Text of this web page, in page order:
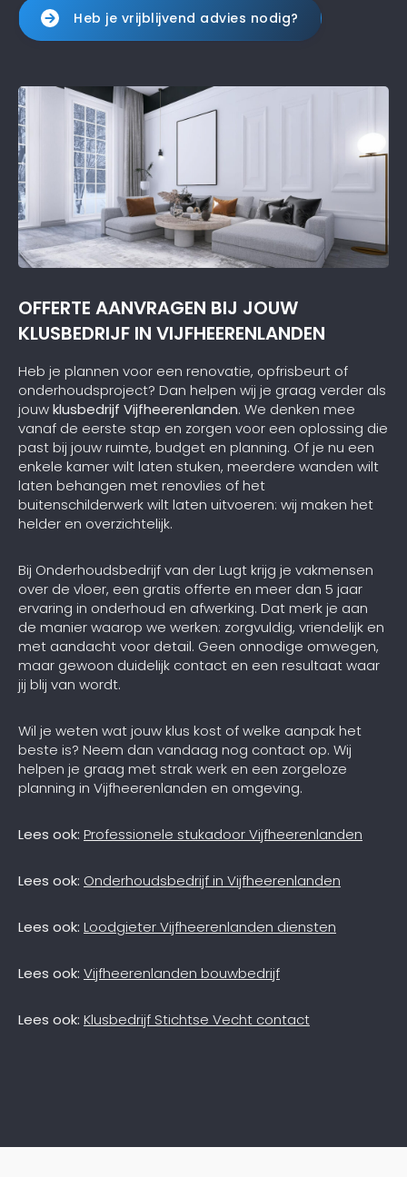
Heb je vrijblijvend advies nodig?
OFFERTE AANVRAGEN BIJ JOUW
KLUSBEDRIJF IN VIJFHEERENLANDEN
Heb je plannen voor een renovatie, opfrisbeurt of
onderhoudsproject? Dan helpen wij je graag verder als
jouwklusbedrijf Vijfheerenlanden. We denken mee
vanaf de eerste stap en zorgen voor een oplossing die
past bij jouw ruimte, budget en planning. Of je nu een
enkele kamer wilt laten stuken, meerdere wanden wilt
laten behangen met renovlies of het
buitenschilderwerk wilt laten uitvoeren: wij maken het
helder en overzichtelijk.
Bij Onderhoudsbedrijf van der Lugt krijg je vakmensen
over de vloer, een gratis offerte en meer dan 5 jaar
ervaring in onderhoud en afwerking. Dat merk je aan
de manier waarop we werken: zorgvuldig, vriendelijk en
met aandacht voor detail. Geen onnodige omwegen,
maar gewoon duidelijk contact en een resultaat waar
jij blij van wordt.
Wil je weten wat jouw klus kost of welke aanpak het
beste is? Neem dan vandaag nog contact op. Wij
helpen je graag met strak werk en een zorgeloze
planning in Vijfheerenlanden en omgeving.
Lees ook: Professionele stukadoor Vijfheerenlanden
Lees ook: Onderhoudsbedrijf in Vijfheerenlanden
Lees ook: Loodgieter Vijfheerenlanden diensten
Lees ook: Vijfheerenlanden bouwbedrijf
Lees ook: Klusbedrijf Stichtse Vecht contact